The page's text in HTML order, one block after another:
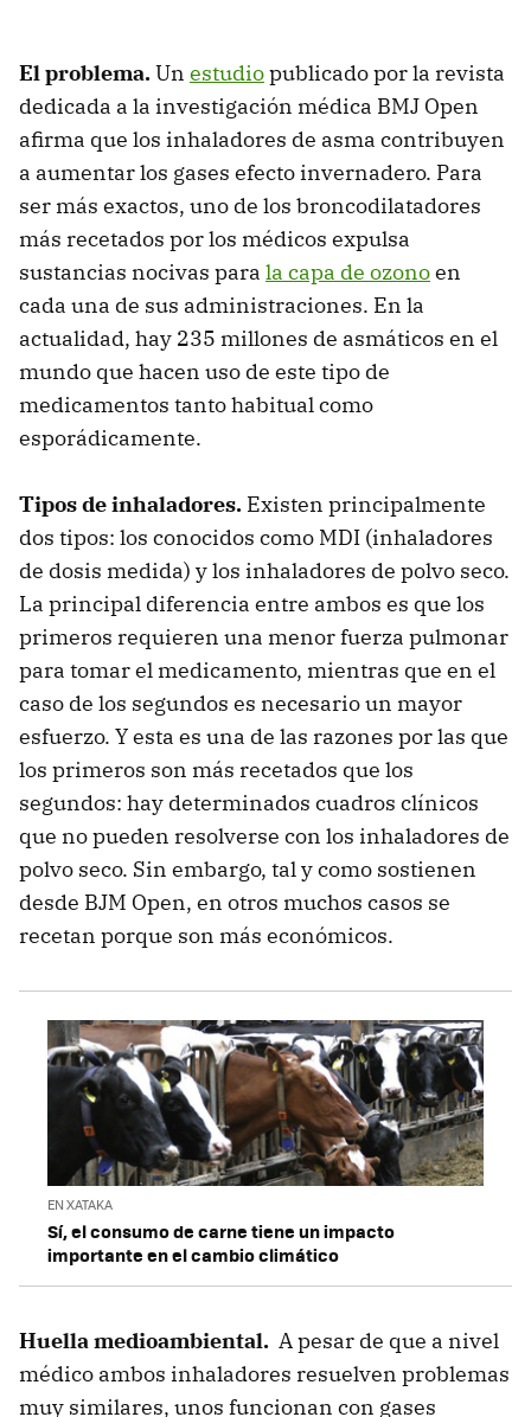
El problema.Un estudiopublicado por la revista
dedicada a la investigación médica BMJ Open
afirma que los inhaladores de asma contribuyen
a aumentar los gases efecto invernadero. Para
ser más exactos, uno de los broncodilatadores
más recetados por los médicos expulsa
sustancias nocivas para la capa de ozonoen
cada una de sus administraciones. En la
actualidad, hay 235 millones de asmáticos en el
mundo que hacen uso de este tipo de
medicamentos tanto habitual como
esporádicamente.
Tipos de inhaladores. Existen principalmente
dos tipos: los conocidos como MDI (inhaladores
de dosis medida) y los inhaladores de polvo seco.
La principal diferencia entre ambos es que los
primeros requieren una menor fuerza pulmonar
para tomar el medicamento, mientras que en el
caso de los segundos es necesario un mayor
esfuerzo. Y esta es una de las razones por las que
los primeros son más recetados que los
segundos: hay determinados cuadros clínicos
que no pueden resolverse con los inhaladores de
polvo seco. Sin embargo, tal y como sostienen
desde BJM Open, en otros muchos casos se
recetan porque son más económicos.
EN XATAKA
Sí, el consumo de carne tiene un impacto
importante en el cambio climático
Huella medioambiental. A pesar de que a nivel
médico ambos inhaladores resuelven problemas
muy similares, unos funcionan con gases